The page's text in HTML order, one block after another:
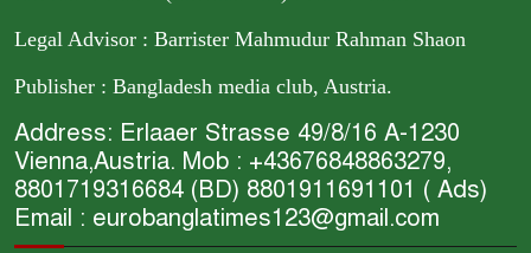
Legal Advisor : Barrister Mahmudur Rahman Shaon
Publisher : Bangladesh media club, Austria.
Address: Erlaaer Strasse 49/8/16 A-1230
Vienna,Austria. Mob : +43676848863279,
8801719316684 (BD) 8801911691101 ( Ads)
Email : eurobanglatimes123@gmail.com